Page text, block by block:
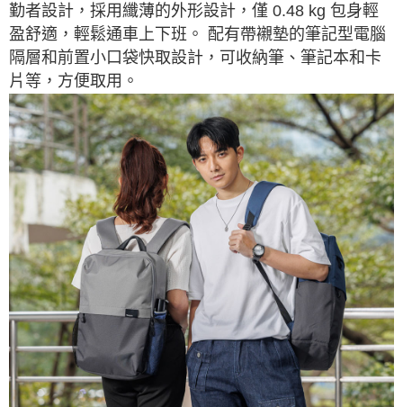
勤者設計，採用纖薄的外形設計，僅 0.48 kg 包身輕
盈舒適，輕鬆通車上下班。 配有帶襯墊的筆記型電腦
隔層和前置小口袋快取設計，可收納筆、筆記本和卡
片等，方便取用。